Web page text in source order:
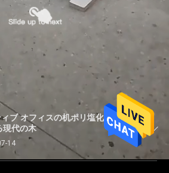
ブ オフィスの机ポリ塩化ビニー
現代の木
14